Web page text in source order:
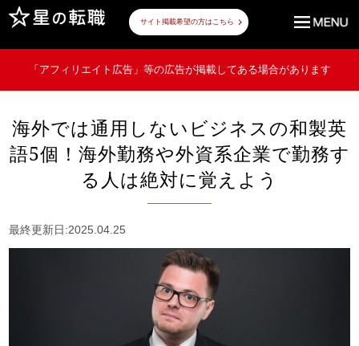
サイト掲載希望の方はこちら
「アフィリエイト広告」等の広告が掲載してある場合があります
海外では通用しないビジネスの和製英
語5個！海外勤務や外資系企業で勤務す
る人は絶対に覚えよう
最終更新日:2025.04.25